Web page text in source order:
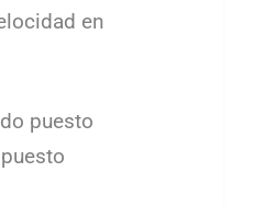
en
puesto